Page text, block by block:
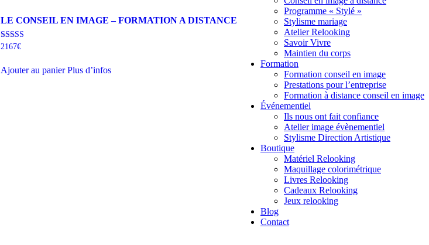
Programme « Stylé »
Stylisme mariage
Atelier Relooking
Savoir Vivre
Maintien du corps
Formation
Formation conseil en image
Prestations pour l’entreprise
Formation à distance conseil en image
Événementiel
Ils nous ont fait confiance
Atelier image évènementiel
Stylisme Direction Artistique
Boutique
Matériel Relooking
Maquillage colorimétrique
Livres Relooking
Cadeaux Relooking
Jeux relooking
Blog
Contact
LE CONSEIL EN IMAGE – FORMATION A DISTANCE
Note
2167€
Ajouter au panier Plus d’infos